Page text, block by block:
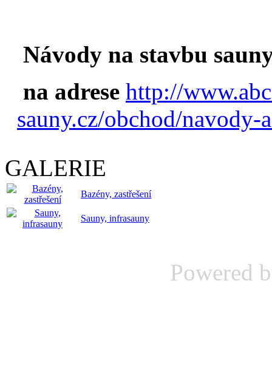
Návody na stavbu
na adrese http://
sauny.cz/obchod/
GALERIE
Bazény, zastřešení
Sauny, infrasauny
Powered